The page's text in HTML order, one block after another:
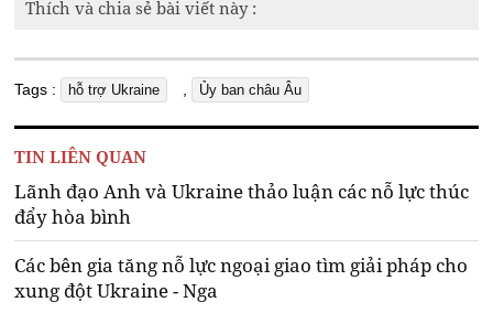
Thích và chia sẻ bài viết này :
Tags : hỗ trợ Ukraine Ủy ban châu Âu
TIN LIÊN QUAN
Lãnh đạo Anh và Ukraine thảo luận các nỗ lực thúc
đẩy hòa bình
Các bên gia tăng nỗ lực ngoại giao tìm giải pháp cho
xung đột Ukraine - Nga